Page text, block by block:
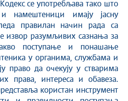
се употребљава тако што
намештеници имају јасну
правилан начин рада са
извор разумљивих сазнања за
поступање и понашање
у органима, службама и
право да очекују у стварима
права, интереса и обавеза.
користан инструмент